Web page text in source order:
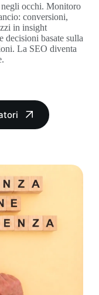
occhi. Monitoro
conversioni,
in insight
decisioni basate sulla
La SEO diventa